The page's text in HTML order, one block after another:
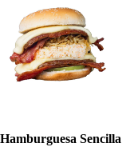
Hamburguesa Sencilla